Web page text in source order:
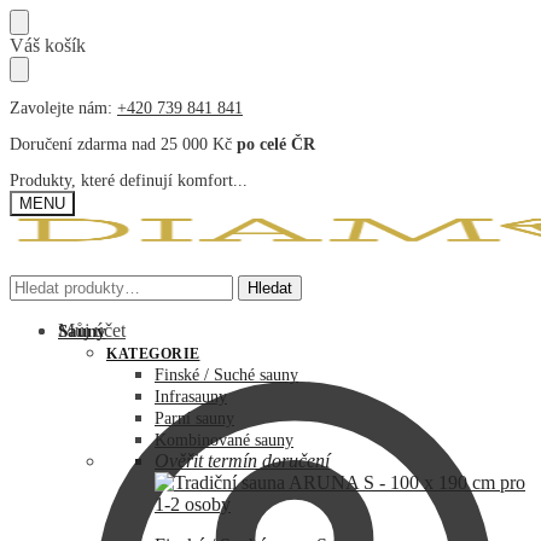
Přeskočit
na
navigaci
Přeskočit
na
obsah
Váš košík
Zavolejte nám: +420 739 841 841
Doručení zdarma nad 25 000 Kč po celé ČR
Produkty, které definují komfort...
MENU
Hledat: Hledat
Můj účet
Hledat: Hledat
Sauny
KATEGORIE
Finské / Suché sauny
Infrasauny
Parní sauny
Kombinované sauny
Ověřit termín doručení